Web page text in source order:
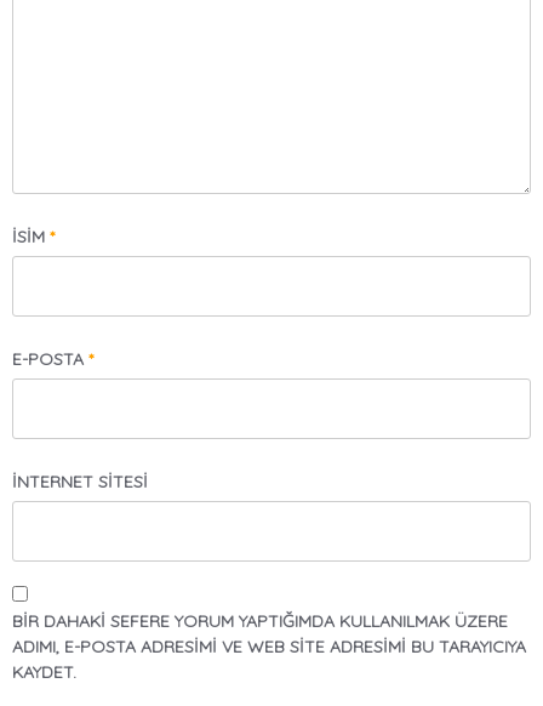
İSIM *
E-POSTA *
İNTERNET SITESI
BIR DAHAKI SEFERE YORUM YAPTIĞIMDA KULLANILMAK ÜZERE
ADIMI, E-POSTA ADRESIMI VE WEB SITE ADRESIMI BU TARAYICIYA
KAYDET.